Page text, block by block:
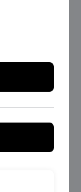
Region
Ort